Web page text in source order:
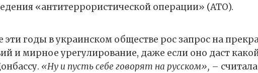
«антитеррористической операции» (АТО).
эти годы в украинском обществе рос запрос на
и мирное урегулирование, даже если оно даст
«Ну и пусть себе говорят на русском», –